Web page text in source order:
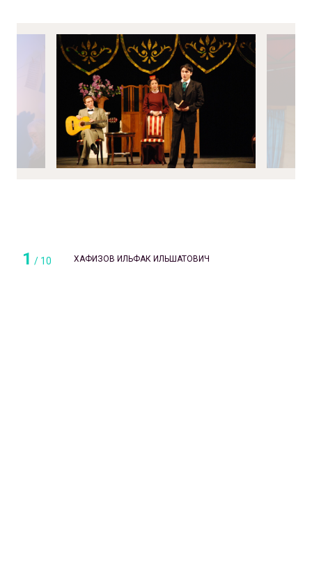
1 / 10 ХАФИЗОВ ИЛЬФАК ИЛЬШАТОВИЧ